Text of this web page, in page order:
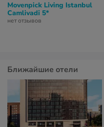
Movenpick Living Istanbul
Camlivadi 5*
нет отзывов
Ближайшие отели